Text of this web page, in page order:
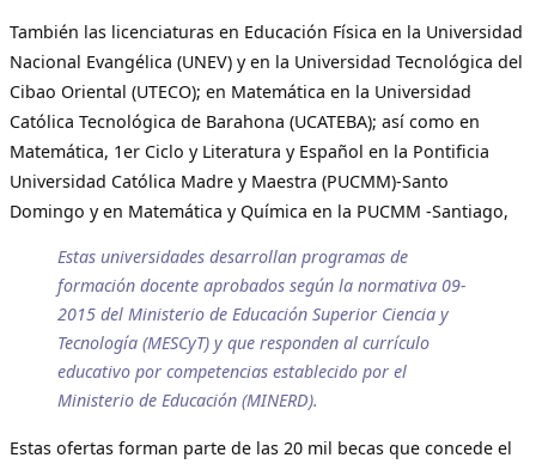
También las licenciaturas en Educación Física en la Universidad
Nacional Evangélica (UNEV) y en la Universidad Tecnológica del
Cibao Oriental (UTECO); en Matemática en la Universidad
Católica Tecnológica de Barahona (UCATEBA); así como en
Matemática, 1er Ciclo y Literatura y Español en la Pontificia
Universidad Católica Madre y Maestra (PUCMM)-Santo
Domingo y en Matemática y Química en la PUCMM -Santiago,
Estas universidades desarrollan programas de
formación docente aprobados según la normativa 09-
2015 del Ministerio de Educación Superior Ciencia y
Tecnología (MESCyT) y que responden al currículo
educativo por competencias establecido por el
Ministerio de Educación (MINERD).
Estas ofertas forman parte de las 20 mil becas que concede el